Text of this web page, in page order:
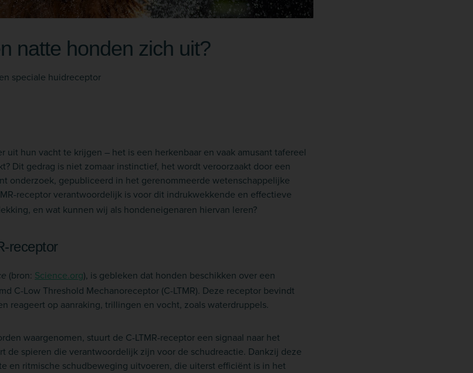
natte honden zich uit?
speciale huidreceptor
uit hun vacht te krijgen – het is een herkenbaar en vaak amusant tafereel
Dit gedrag is niet zomaar instinctief, het wordt veroorzaakt door een
onderzoek, gepubliceerd in het gerenommeerde wetenschappelijke
receptor verantwoordelijk is voor dit indrukwekkende en effectieve
en wat kunnen wij als hondeneigenaren hiervan leren?
receptor
(bron: Science.org), is gebleken dat honden beschikken over een
C-Low Threshold Mechanoreceptor (C-LTMR). Deze receptor bevindt
reageert op aanraking, trillingen en vocht, zoals waterdruppels.
waargenomen, stuurt de C-LTMR-receptor een signaal naar het
de spieren die verantwoordelijk zijn voor de schudreactie. Dankzij deze
en ritmische schudbeweging uitvoeren, die uiterst efficiënt is in het